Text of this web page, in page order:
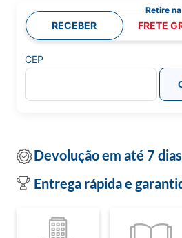
RECEBER FRETE
CEP
Devolução em até 7 dias
Entrega rápida e